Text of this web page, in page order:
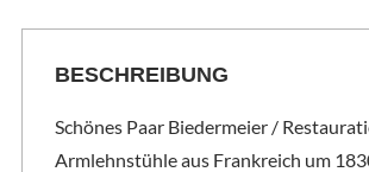
BESCHREIBUNG
Schönes Paar Biedermeier /
Armlehnstühle aus Frankreich um